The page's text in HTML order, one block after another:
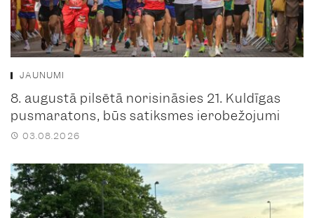
JAUNUMI
8. augustā pilsētā norisināsies 21. Kuldīgas
pusmaratons, būs satiksmes ierobežojumi
03.08.2026